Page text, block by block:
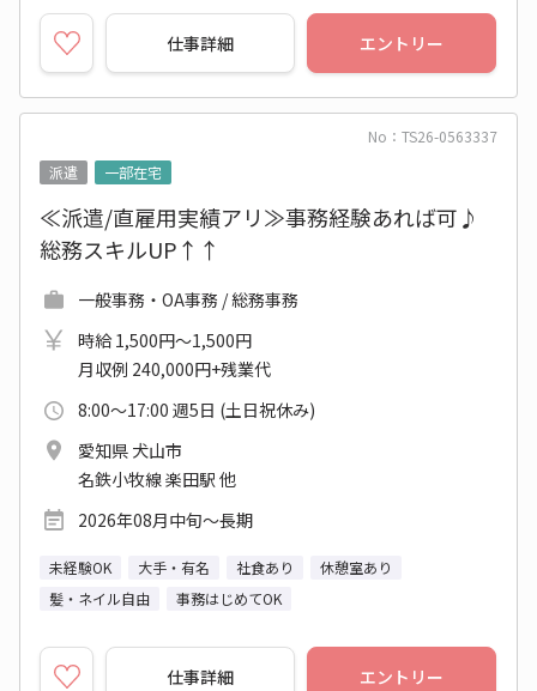
仕事詳細 エントリー
No：TS26-0563337
派遣
一部在宅
≪派遣/直雇用実績アリ≫事務経験あれば可♪
総務スキルUP↑↑
一般事務・OA事務 / 総務事務
時給 1,500円～1,500円
月収例 240,000円+残業代
8:00～17:00 週5日 (土日祝休み)
愛知県 犬山市
名鉄小牧線 楽田駅 他
2026年08月中旬～長期
未経験OK 大手・有名 社食あり
休憩室あり
髪・ネイル自由
事務はじめてOK
仕事詳細 エントリー